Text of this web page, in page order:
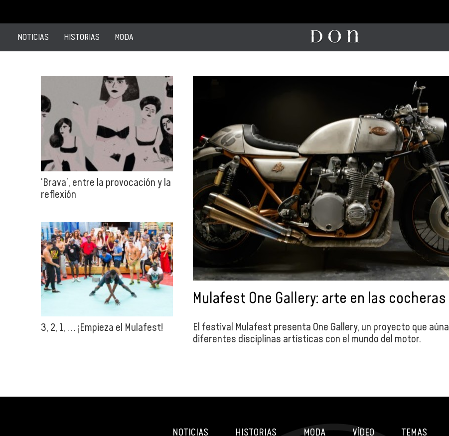
NOTICIAS HISTORIAS MODA
‘Brava’, entre la provocación y la
reflexión
3, 2, 1, … ¡Empieza el Mulafest!
Mulafest One Gallery: arte en las cocheras
El festival Mulafest presenta One Gallery, un proyecto que aúna
diferentes disciplinas artísticas con el mundo del motor.
NOTICIAS HISTORIAS MODA VÍDEO TEMAS